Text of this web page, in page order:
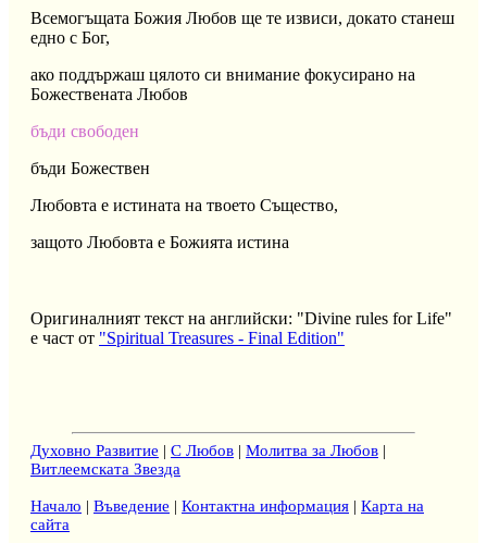
Всемогъщата Божия Любов ще те извиси, докато станеш
едно с Бог,
ако поддържаш цялото си внимание фокусирано на
Божествената Любов
бъди свободен
бъди Божествен
Любовта е истината на твоето Същество,
защото Любовта е Божията истина
Оригиналният текст на английски: "Divine rules for Life"
е част от "Spiritual Treasures - Final Edition"
Духовно Развитие | С Любов | Молитва за Любов |
Витлеемската Звезда
Начало | Въведение | Контактна информация | Карта на
сайта